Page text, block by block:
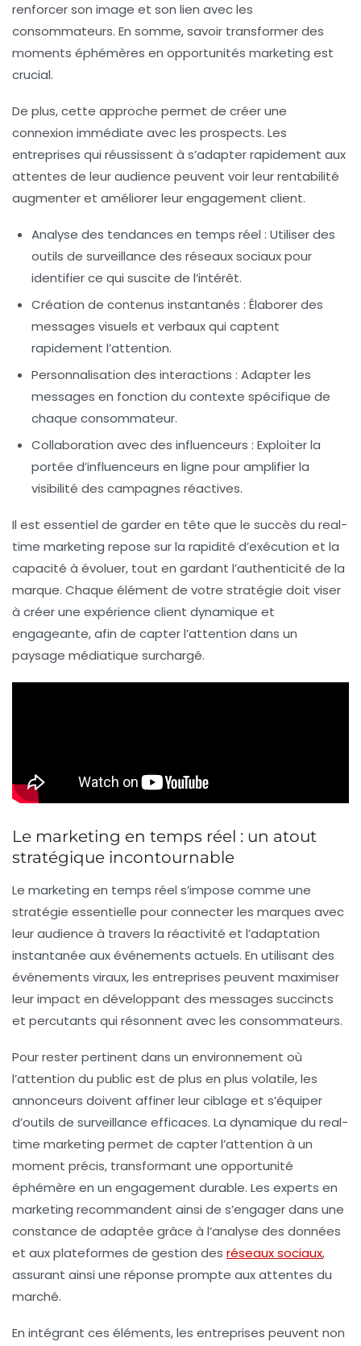
renforcer son image et son lien avec les
consommateurs. En somme, savoir transformer des
moments éphémères en opportunités marketing est
crucial.
De plus, cette approche permet de créer une
connexion immédiate avec les prospects. Les
entreprises qui réussissent à s’adapter rapidement aux
attentes de leur audience peuvent voir leur rentabilité
augmenter et améliorer leurengagement client.
Analyse des tendances en temps réel : Utiliser des
outils de surveillance des réseaux sociaux pour
identifier ce qui suscite de l’intérêt.
Création de contenus instantanés : Élaborer des
messages visuels et verbaux qui captent
rapidement l’attention.
Personnalisation des interactions : Adapter les
messages en fonction du contexte spécifique de
chaque consommateur.
Collaboration avec des influenceurs : Exploiter la
portée d’influenceurs en ligne pour amplifier la
visibilité des campagnes réactives.
Il est essentiel de garder en tête que le succès du real-
time marketing repose sur la rapidité d’exécution et la
capacité à évoluer, tout en gardant l’authenticité de la
marque. Chaque élément de votre stratégie doit viser
à créer une expérience client dynamique et
engageante, afin de capter l’attention dans un
paysage médiatique surchargé.
Le marketing en temps réel : un atout
stratégique incontournable
Le marketing en temps réel s’impose comme une
stratégie essentielle pour connecter les marques avec
leur audience à travers la réactivité et l’adaptation
instantanée aux événements actuels. En utilisant des
événements viraux, les entreprises peuvent maximiser
leur impact en développant des messages succincts
et percutants qui résonnent avec les consommateurs.
Pour rester pertinent dans un environnement où
l’attention du public est de plus en plus volatile, les
annonceurs doivent affiner leurciblage et s’équiper
d’outils de surveillance efficaces. La dynamique du real-
time marketing permet de capter l’attention à un
moment précis, transformant une opportunité
éphémère en un engagement durable. Les experts en
marketing recommandent ainsi de s’engager dans une
constance de adaptée grâce à l’analyse des données
et aux plateformes de gestion des réseaux sociaux,
assurant ainsi une réponse prompte aux attentes du
marché.
En intégrant ces éléments, les entreprises peuvent non